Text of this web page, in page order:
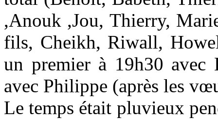
,Anouk ,Jou, Thierry,
fils, Cheikh, Riwall,
un premier à 19h30 avec
avec Philippe (après les
Le temps était pluvieux